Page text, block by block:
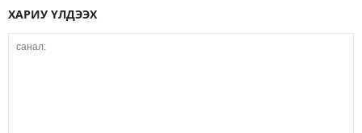
ХАРИУ ҮЛДЭЭХ